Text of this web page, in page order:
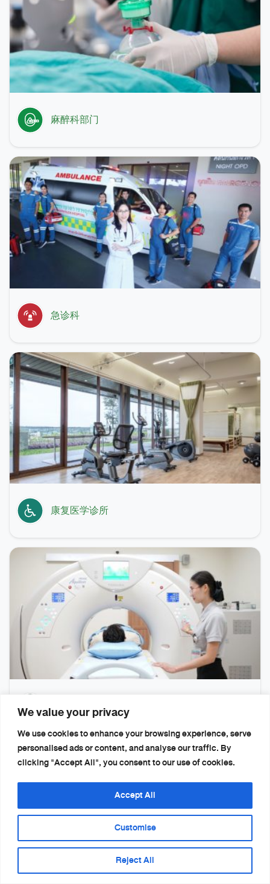
We value your privacy
We use cookies to enhance your browsing experience, serve
personalised ads or content, and analyse our traffic. By
clicking "Accept All", you consent to our use of cookies.
Customise
Reject All
Accept All
麻醉科部门
急诊科
康复医学诊所
诊断放射科部门
456 Moo 14, Mittraphap Rd., Mueang, Khon Kaen 40000